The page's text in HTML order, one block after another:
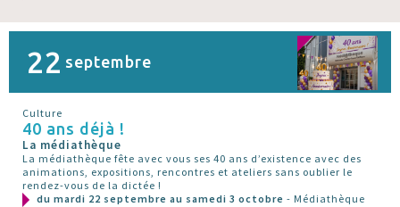
22 septembre
Culture
40 ans déjà !
La médiathèque
La médiathèque fête avec vous ses 40 ans d’existence avec des
animations, expositions, rencontres et ateliers sans oublier le
rendez-vous de la dictée !
du mardi 22 septembre au samedi 3 octobre - Médiathèque